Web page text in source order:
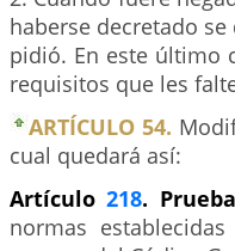
haberse decretado
pidió. En este último
requisitos que les
ARTÍCULO 54.
cual quedará así:
Artículo218.
normas